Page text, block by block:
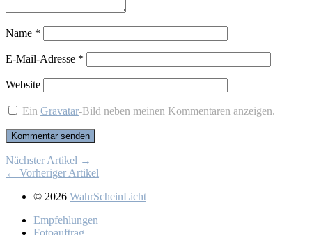
Name *
E-Mail-Adresse *
Website
EinGravatar-Bild neben meinen Kommentaren anzeigen.
Nächster Artikel →
← Vorheriger Artikel
© 2026 WahrScheinLicht
Emp­feh­lun­gen